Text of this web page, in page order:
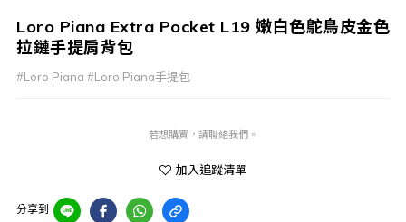
Loro Piana Extra Pocket L19 嫩白色鴕鳥皮金色
拉鏈手提肩背包
#Loro Piana #Loro Piana手提包
若想購買，請聯絡我們。
加入追蹤清單
分享到